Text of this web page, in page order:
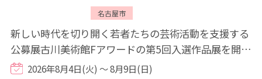
名古屋市
新しい時代を切り開く若者たちの芸術活動を支援する
公募展古川美術館Fアワードの第5回入選作品展を開催
いたします。 東海４県(愛知・岐阜・三重・...
2026年8月4日(火) ～ 8月9日(日)